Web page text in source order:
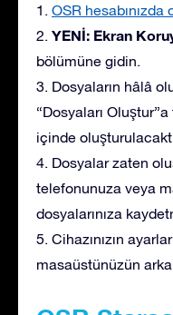
1. OSR hesabınızda
2. YENİ: Ekran
bölümüne gidin.
3. Dosyaların hâlâ
“Dosyaları Oluştur”a
içinde
4. Dosyalar zaten
telefonunuza veya
dosyalarınıza
5. Cihazınızın
masaüstünüzün arka